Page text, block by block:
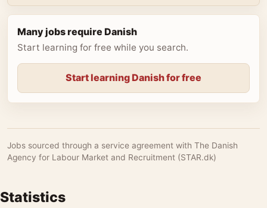
Many jobs require Danish
Start learning for free while you search.
Start learning Danish for free
Jobs sourced through a service agreement with The Danish
Agency for Labour Market and Recruitment (STAR.dk)
Statistics